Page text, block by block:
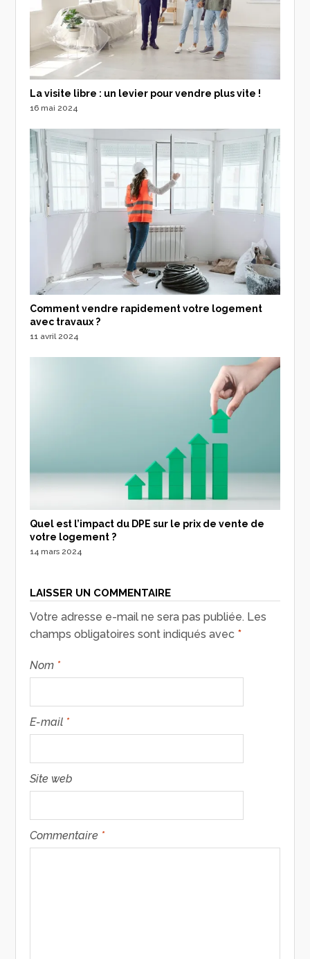
La visite libre : un levier pour vendre plus vite !
16 mai 2024
Comment vendre rapidement votre logement
avec travaux ?
11 avril 2024
Quel est l’impact du DPE sur le prix de vente de
votre logement ?
14 mars 2024
LAISSER UN COMMENTAIRE
Votre adresse e-mail ne sera pas publiée. Les
champs obligatoires sont indiqués avec *
Nom *
E-mail *
Site web
Commentaire *